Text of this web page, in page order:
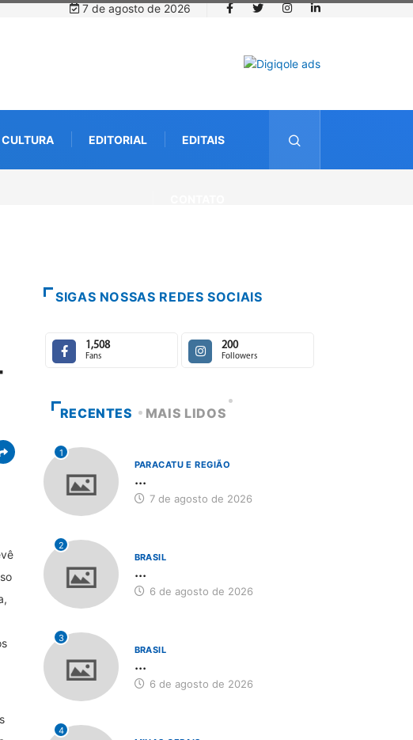
7 de agosto de 2026
EDITORIAL EDITAIS
inicia recebimento de documentos para solicitação do benefício do PSA
SIGAS NOSSAS REDES SOCIAIS
1,508
Fans
200
Followers
RECENTES MAIS LIDOS
1
PARACATU E REGIÃO
...
7 de agosto de 2026
2
BRASIL
...
6 de agosto de 2026
3
BRASIL
...
6 de agosto de 2026
4